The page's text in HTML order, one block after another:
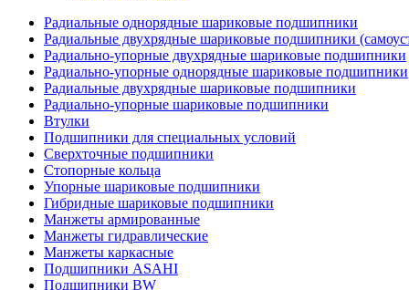
Радиальные однорядные шариковые подшипники
Радиальные двухрядные шариковые подшипники
Радиально-упорные двухрядные шариковые подшипники
Радиально-упорные однорядные шариковые подшипники
Радиальные двухрядные шариковые подшипники
Радиально-упорные шариковые подшипники
Втулки
Подшипники для специальных условий
Сверхточные подшипники
Стопорные кольца
Упорные шариковые подшипники
Гибридные шариковые подшипники
Манжеты армированные
Манжеты гидравлические
Манжеты каркасные
Подшипники ASAHI
Подшипники BW